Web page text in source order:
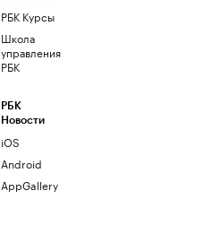
РБК Курсы
Школа
управления
РБК
РБК
Новости
iOS
Android
AppGallery